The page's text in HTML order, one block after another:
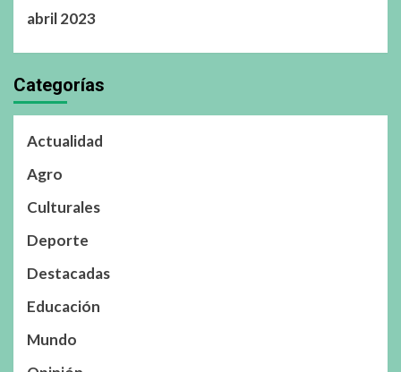
abril 2023
Categorías
Actualidad
Agro
Culturales
Deporte
Destacadas
Educación
Mundo